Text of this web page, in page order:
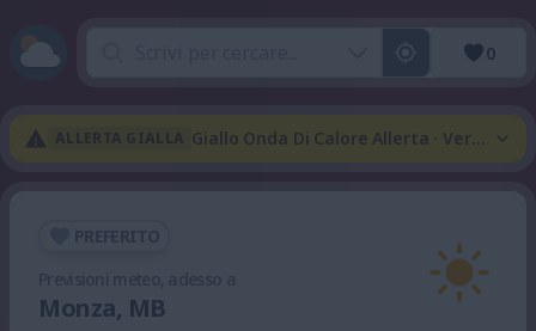
0
Giallo Onda Di Calore Allerta · Verde
Monza, MB